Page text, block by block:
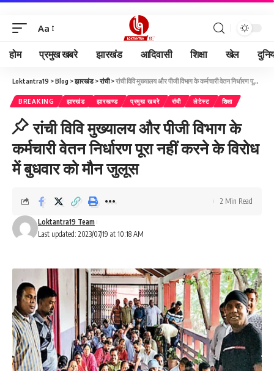
Aa
होम प्रमुख खबरे झारखंड आदिवासी शिक्षा खेल
Loktantra19 >Blog >झारखंड>रांची>रांची विवि मुख्यालय और पीजी विभाग के कर्मचारी वेतन निर्धारण पूरा नहीं करने के विरोध में बुधवार को मौन जुलूस
BREAKING झारखंड झारखण्ड प्रमुख खबरे रांची लेटेस्ट शिक्षा
रांची विवि मुख्यालय और पीजी विभाग के
कर्मचारी वेतन निर्धारण पूरा नहीं करने के विरोध
में बुधवार को मौन जुलूस
Last updated: 2023/07/19 at 10:18 AM
Loktantra19 Team
2 Min Read